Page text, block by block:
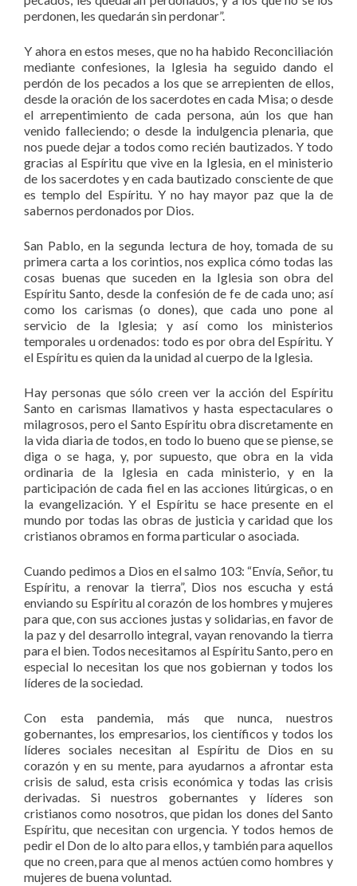
perdonen, les quedarán sin perdonar”.
Y ahora en estos meses, que no ha habido Reconciliación
mediante confesiones, la Iglesia ha seguido dando el
perdón de los pecados a los que se arrepienten de ellos,
desde la oración de los sacerdotes en cada Misa; o desde
el arrepentimiento de cada persona, aún los que han
venido falleciendo; o desde la indulgencia plenaria, que
nos puede dejar a todos como recién bautizados. Y todo
gracias al Espíritu que vive en la Iglesia, en el ministerio
de los sacerdotes y en cada bautizado consciente de que
es templo del Espíritu. Y no hay mayor paz que la de
sabernos perdonados por Dios.
San Pablo, en la segunda lectura de hoy, tomada de su
primera carta a los corintios, nos explica cómo todas las
cosas buenas que suceden en la Iglesia son obra del
Espíritu Santo, desde la confesión de fe de cada uno; así
como los carismas (o dones), que cada uno pone al
servicio de la Iglesia; y así como los ministerios
temporales u ordenados: todo es por obra del Espíritu. Y
el Espíritu es quien da la unidad al cuerpo de la Iglesia.
Hay personas que sólo creen ver la acción del Espíritu
Santo en carismas llamativos y hasta espectaculares o
milagrosos, pero el Santo Espíritu obra discretamente en
la vida diaria de todos, en todo lo bueno que se piense, se
diga o se haga, y, por supuesto, que obra en la vida
ordinaria de la Iglesia en cada ministerio, y en la
participación de cada fiel en las acciones litúrgicas, o en
la evangelización. Y el Espíritu se hace presente en el
mundo por todas las obras de justicia y caridad que los
cristianos obramos en forma particular o asociada.
Cuando pedimos a Dios en el salmo 103: “Envía, Señor, tu
Espíritu, a renovar la tierra”, Dios nos escucha y está
enviando su Espíritu al corazón de los hombres y mujeres
para que, con sus acciones justas y solidarias, en favor de
la paz y del desarrollo integral, vayan renovando la tierra
para el bien. Todos necesitamos al Espíritu Santo, pero en
especial lo necesitan los que nos gobiernan y todos los
líderes de la sociedad.
Con esta pandemia, más que nunca, nuestros
gobernantes, los empresarios, los científicos y todos los
líderes sociales necesitan al Espíritu de Dios en su
corazón y en su mente, para ayudarnos a afrontar esta
crisis de salud, esta crisis económica y todas las crisis
derivadas. Si nuestros gobernantes y líderes son
cristianos como nosotros, que pidan los dones del Santo
Espíritu, que necesitan con urgencia. Y todos hemos de
pedir el Don de lo alto para ellos, y también para aquellos
que no creen, para que al menos actúen como hombres y
mujeres de buena voluntad.